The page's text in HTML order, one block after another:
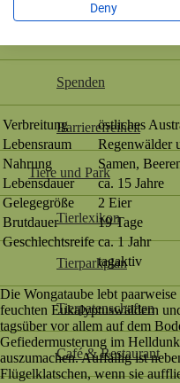
Spenden
Barrierefreiheit
Tiere und Park
Tierlexikon
Tierparkplan
Tierpatenschaften
Café & Restaurant
Leucosarcia melanoleuca
Verbreitung
östliches
Lebensraum
Regenwälder
Nahrung
Samen,
Lebensdauer
ca. 15 Jahre
Gelegegröße
2 Eier
Brutdauer
19 Tage
Geschlechtsreife ca. 1 Jahr
tagaktiv
Die Wongataube lebt
feuchten Eukalyptuswäldern
tagsüber vor allem auf dem
Gefiedermusterung im
auszumachen. Auffällig ist
Flügelklatschen, wenn sie
Deny